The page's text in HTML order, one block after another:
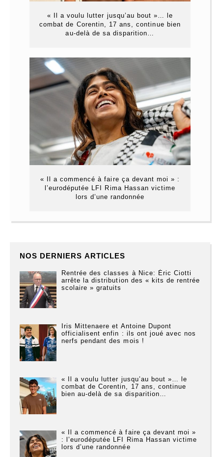
« Il a voulu lutter jusqu’au bout »… le
combat de Corentin, 17 ans, continue bien
au-delà de sa disparition…
« Il a commencé à faire ça devant moi » :
l’eurodéputée LFI Rima Hassan victime
lors d’une randonnée
NOS DERNIERS ARTICLES
Rentrée des classes à Nice: Éric Ciotti
arrête la distribution des « kits de rentrée
scolaire » gratuits
Iris Mittenaere et Antoine Dupont
officialisent enfin : ils ont joué avec nos
nerfs pendant des mois !
« Il a voulu lutter jusqu’au bout »… le
combat de Corentin, 17 ans, continue
bien au-delà de sa disparition…
« Il a commencé à faire ça devant moi »
: l’eurodéputée LFI Rima Hassan victime
lors d’une randonnée